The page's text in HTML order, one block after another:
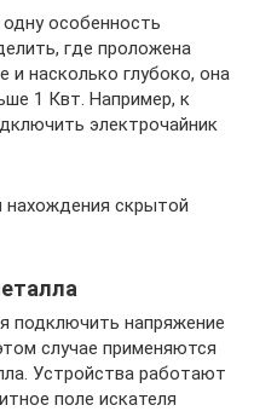
особенность
где проложена
и насколько глубоко, она
1 Квт. Например, к
электрочайник
нахождения скрытой
подключить напряжение
случае применяются
Устройства работают
поле искателя